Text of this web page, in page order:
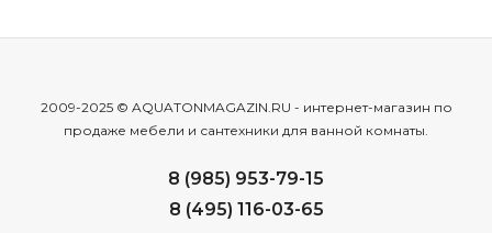
2009-2025 © AQUATONMAGAZIN.RU - интернет-магазин по
продаже мебели и сантехники для ванной комнаты.
8 (985) 953-79-15
8 (495) 116-03-65